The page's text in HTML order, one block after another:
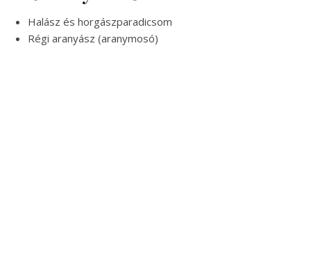
Halász és horgászparadicsom
Régi aranyász (aranymosó)